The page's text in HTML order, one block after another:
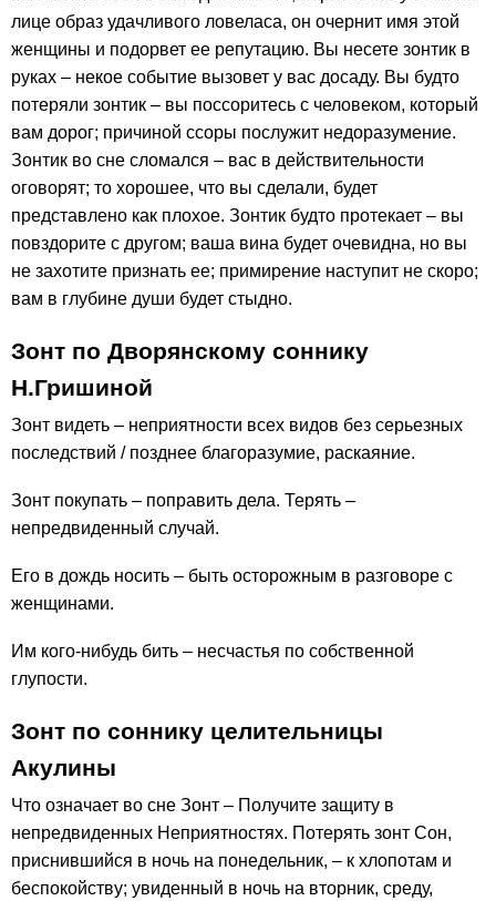
лице образ удачливого ловеласа, он очернит имя этой
женщины и подорвет ее репутацию. Вы несете зонтик в
руках – некое событие вызовет у вас досаду. Вы будто
потеряли зонтик – вы поссоритесь с человеком, который
вам дорог; причиной ссоры послужит недоразумение.
Зонтик во сне сломался – вас в действительности
оговорят; то хорошее, что вы сделали, будет
представлено как плохое. Зонтик будто протекает – вы
повздорите с другом; ваша вина будет очевидна, но вы
не захотите признать ее; примирение наступит не скоро;
вам в глубине души будет стыдно.
Зонт по Дворянскому соннику
Н.Гришиной
Зонт видеть – неприятности всех видов без серьезных
последствий / позднее благоразумие, раскаяние.
Зонт покупать – поправить дела. Терять –
непредвиденный случай.
Его в дождь носить – быть осторожным в разговоре с
женщинами.
Им кого-нибудь бить – несчастья по собственной
глупости.
Зонт по соннику целительницы
Акулины
Что означает во сне Зонт – Получите защиту в
непредвиденных Неприятностях. Потерять зонт Сон,
приснившийся в ночь на понедельник, – к хлопотам и
беспокойству; увиденный в ночь на вторник, среду,